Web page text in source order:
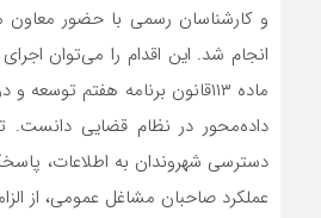
و کارشناسان رسمی با حضور معاون
انجام شد. این اقدام را می‌توان
ماده ۱۱۳قانون برنامه هفتم
داده‌محور در نظام قضایی
دسترسی شهروندان به اطلاعات،
عملکرد صاحبان مشاغل عمومی، از